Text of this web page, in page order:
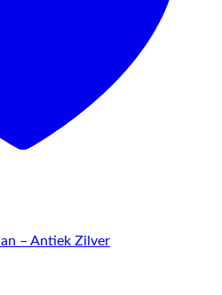
– Antiek Zilver